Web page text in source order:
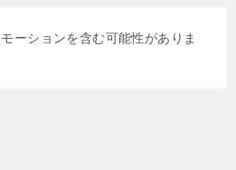
ーションを含む可能性がありま